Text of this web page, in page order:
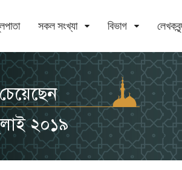
সকল সংখ্যা বিভাগ
২০১৯